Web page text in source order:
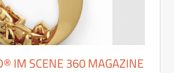
IM SCENE 360 MAGAZINE